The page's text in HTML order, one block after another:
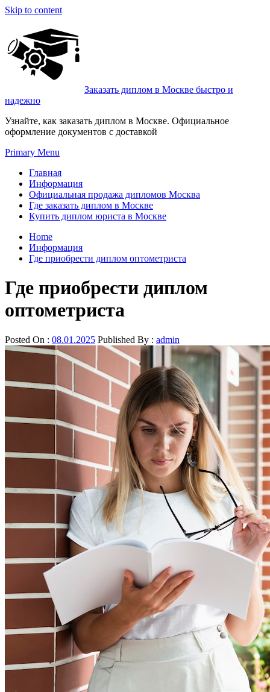
Skip to content
Заказать диплом в Москве быстро и
надежно
Узнайте, как заказать диплом в Москве. Официальное
оформление документов с доставкой
Primary Menu
Главная
Информация
Официальная продажа дипломов Москва
Где заказать диплом в Москве
Купить диплом юриста в Москве
Home
Информация
Где приобрести диплом оптометриста
Где приобрести диплом
оптометриста
Posted On : 08.01.2025 Published By : admin